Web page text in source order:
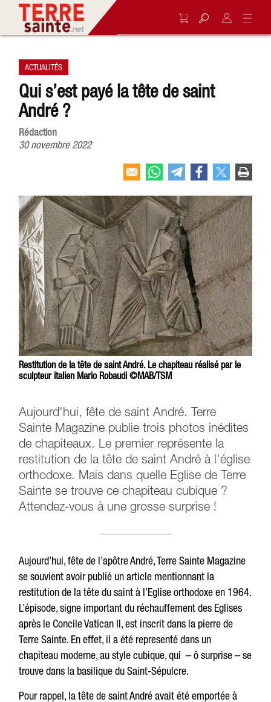
ACTUALITÉS
Qui s’est payé la tête de saint
André ?
Rédaction
30 novembre 2022
Restitution de la tête de saint André. Le chapiteau réalisé par le
sculpteur italien Mario Robaudi ©MAB/TSM
Aujourd'hui, fête de saint André. Terre
Sainte Magazine publie trois photos inédites
de chapiteaux. Le premier représente la
restitution de la tête de saint André à l'église
orthodoxe. Mais dans quelle Eglise de Terre
Sainte se trouve ce chapiteau cubique ?
Attendez-vous à une grosse surprise !
Aujourd’hui, fête de l’apôtre André, Terre Sainte Magazine
se souvient avoir publié un article mentionnant la
restitution de la tête du saint à l’Eglise orthodoxe en 1964.
L’épisode, signe important du réchauffement des Eglises
après le Concile Vatican II, est inscrit dans la pierre de
Terre Sainte. En effet, il a été representé dans un
chapiteau moderne, au style cubique, qui – ô surprise – se
trouve dans la basilique du Saint-Sépulcre.
Pour rappel, la tête de saint André avait été emportée à